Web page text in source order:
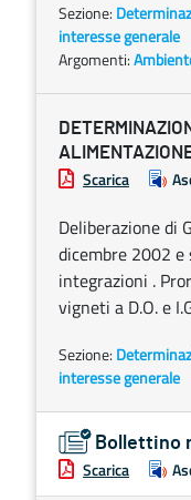
Sezione:
interesse generale
Argomenti:
Scarica
Deliberazione di
dicembre 2002 e
integrazioni .
vigneti a D.O. e
Sezione:
interesse generale
Bollettino
Scarica